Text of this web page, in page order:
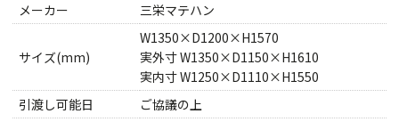
メーカー 三栄マテハン
サイズ(mm)
W1350×D1200×H1570
実外寸 W1350×D1150×H1610
実内寸 W1250×D1110×H1550
引渡し可能日
ご協議の上